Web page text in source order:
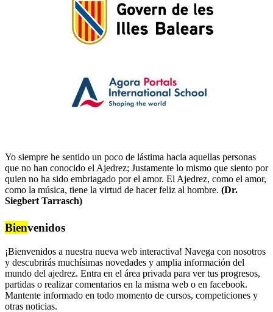
Yo siempre he sentido un poco de lástima hacia aquellas personas
que no han conocido el Ajedrez; Justamente lo mismo que siento por
quien no ha sido embriagado por el amor. El Ajedrez, como el amor,
como la música, tiene la virtud de hacer feliz al hombre. (Dr.
Siegbert Tarrasch)
Bienvenidos
¡Bienvenidos a nuestra nueva web interactiva! Navega con nosotros
y descubrirás muchísimas novedades y amplia información del
mundo del ajedrez. Entra en el área privada para ver tus progresos,
partidas o realizar comentarios en la misma web o en facebook.
Mantente informado en todo momento de cursos, competiciones y
otras noticias.